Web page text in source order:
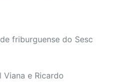
friburguense do Sesc
Viana e Ricardo